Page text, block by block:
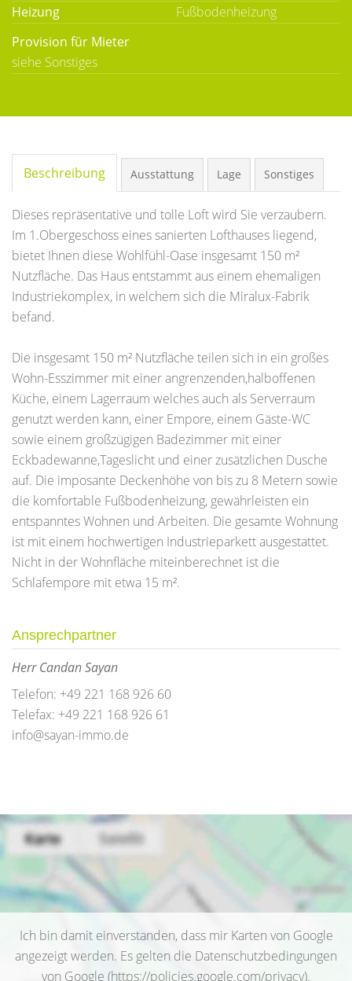
Heizung
Fußbodenheizung
Provision für Mieter
siehe Sonstiges
Beschreibung Ausstattung Lage Sonstiges
Dieses repräsentative und tolle Loft wird Sie verzaubern.
Im 1.Obergeschoss eines sanierten Lofthauses liegend,
bietet Ihnen diese Wohlfühl-Oase insgesamt 150 m²
Nutzfläche. Das Haus entstammt aus einem ehemaligen
Industriekomplex, in welchem sich die Miralux-Fabrik
befand.
Die insgesamt 150 m² Nutzfläche teilen sich in ein großes
Wohn-Esszimmer mit einer angrenzenden,halboffenen
Küche, einem Lagerraum welches auch als Serverraum
genutzt werden kann, einer Empore, einem Gäste-WC
sowie einem großzügigen Badezimmer mit einer
Eckbadewanne,Tageslicht und einer zusätzlichen Dusche
auf. Die imposante Deckenhöhe von bis zu 8 Metern sowie
die komfortable Fußbodenheizung, gewährleisten ein
entspanntes Wohnen und Arbeiten. Die gesamte Wohnung
ist mit einem hochwertigen Industrieparkett ausgestattet.
Nicht in der Wohnfläche miteinberechnet ist die
Schlafempore mit etwa 15 m².
Ansprechpartner
Herr Candan Sayan
Telefon: +49 221 168 926 60
Telefax: +49 221 168 926 61
info@sayan-immo.de
Ich bin damit einverstanden, dass mir Karten von Google
angezeigt werden. Es gelten die Datenschutzbedingungen
von Google (https://policies.google.com/privacy).